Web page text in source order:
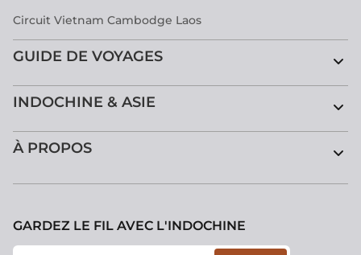
Circuit Vietnam Cambodge Laos
GUIDE DE VOYAGES
INDOCHINE & ASIE
À PROPOS
GARDEZ LE FIL AVEC L'INDOCHINE